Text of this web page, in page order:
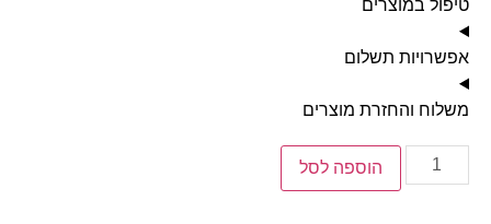
טיפול במוצרים
אפשרויות תשלום
משלוח והחזרת מוצרים
הוספה לסל